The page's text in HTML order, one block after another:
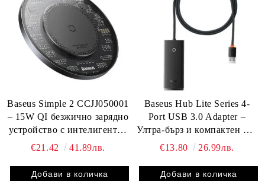
Baseus Simple 2 CCJJ050001
– 15W QI безжично зарядно
устройство с интелигентна
защита и елегантен дизайн
€21.42 41.89лв.
Baseus Hub Lite Series 4-
Port USB 3.0 Adapter –
Ултра-бърз и компактен usb
хъб за разширена
€13.80 26.99лв.